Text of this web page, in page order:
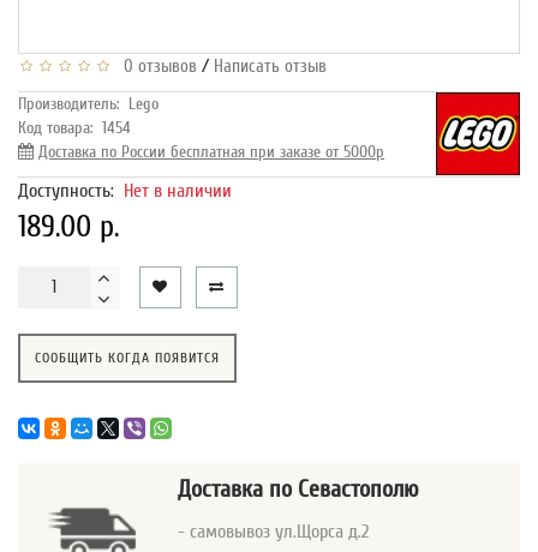
0 отзывов / Написать отзыв
Производитель: Lego
Код товара: 1454
Доставка по России бесплатная при заказе от 5000р
Доступность: Нет в наличии
189.00 р.
СООБЩИТЬ КОГДА ПОЯВИТСЯ
Доставка по Севастополю
- самовывоз ул.Щорса д.2